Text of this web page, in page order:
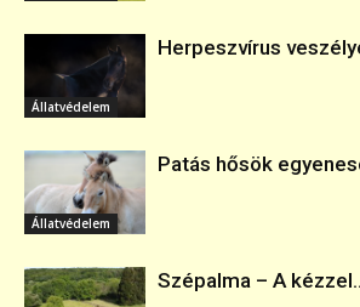
Állatvédelem
Herpeszvírus
Állatvédelem
Patás hősök
Szépalma – A